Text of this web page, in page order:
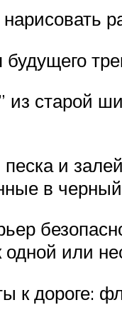
из
и
в
или
к дороге: